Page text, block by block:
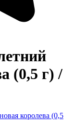
(0,5 г) /